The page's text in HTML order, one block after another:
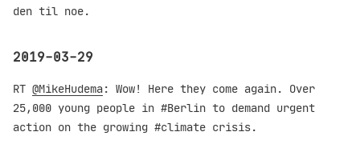
den til noe.
2019-03-29
RT @MikeHudema: Wow! Here they come again. Over
25,000 young people in #Berlin to demand urgent
action on the growing #climate crisis.